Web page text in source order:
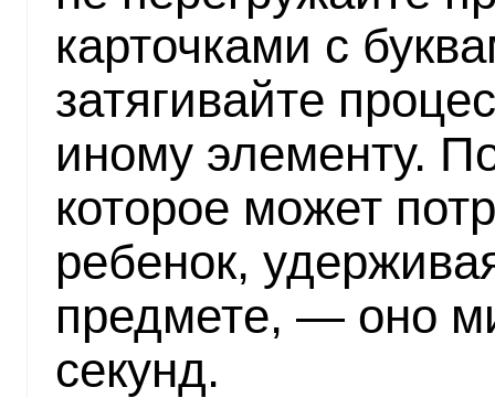
карточками с
затягивайте
иному элементу.
которое может
ребенок,
предмете, — оно
секунд.